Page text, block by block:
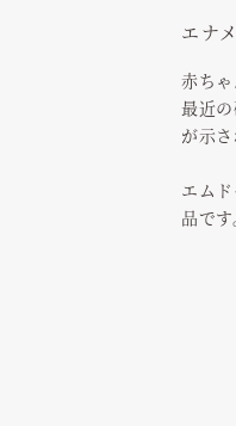
エナ
赤ち
最近
が示
エム
品です